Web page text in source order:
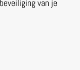
van je